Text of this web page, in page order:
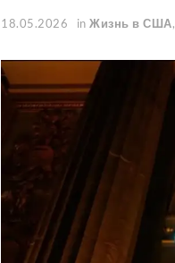
18.05.2026 in Жизнь в США,